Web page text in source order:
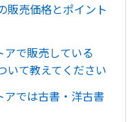
販売価格とポイント
で販売している
いて教えてください
では古書・洋古書